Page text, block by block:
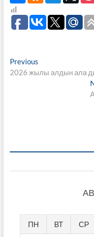
Навигация
по
PreviousPrevious
post:
2026 жылы алдын ала
ПН ВТ СР